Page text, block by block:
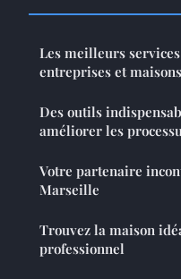
Les meilleurs
entreprises et maisons
Des outils
améliorer les
Votre partenaire
Marseille
Trouvez la maison
professionnel